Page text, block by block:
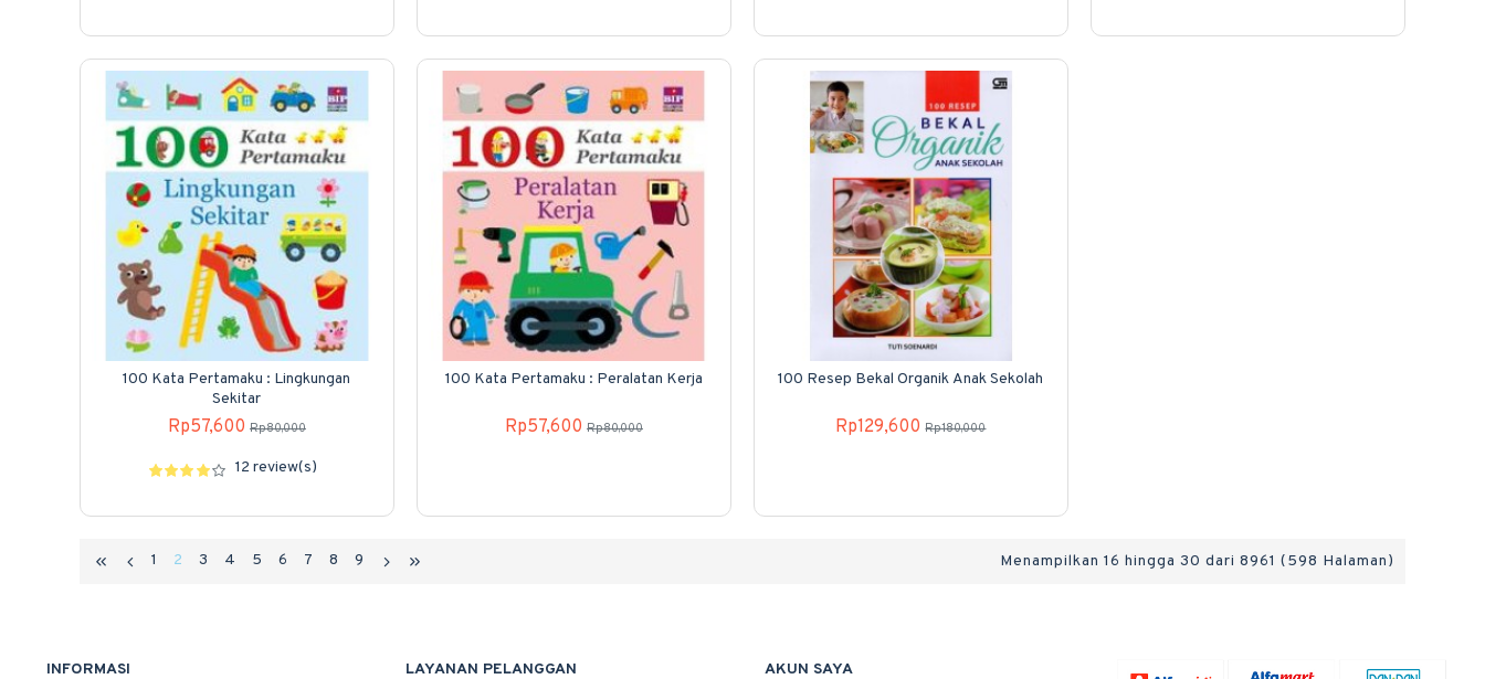
100 Kata Pertamaku : Lingkungan
Sekitar
Rp57,600 Rp80,000
12 review(s)
100 Kata Pertamaku : Peralatan Kerja
Rp57,600 Rp80,000
100 Resep Bekal Organik Anak Sekolah
Rp129,600 Rp180,000
1 2 3 4 5 6 7 8 9 Menampilkan 16 hingga 30 dari 8961 (598 Halaman)
INFORMASI LAYANAN PELANGGAN AKUN SAYA